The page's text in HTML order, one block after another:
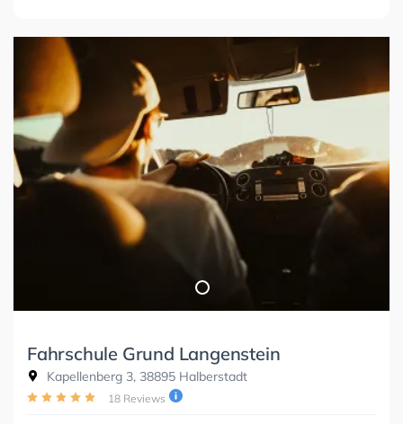
Fahrschule Grund Langenstein
Kapellenberg 3, 38895 Halberstadt
18 Reviews